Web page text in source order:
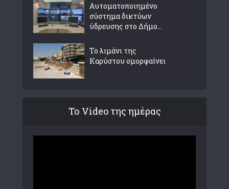
Αυτοματοποιημένο
σύστημα δικτύων
ύδρευσης στο Δήμο...
Το λιμάνι της
Καρύστου ομορφαίνει
Το Video της ημέρας